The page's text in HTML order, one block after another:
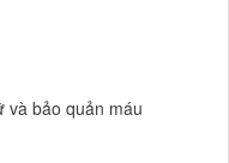
và bảo quản máu